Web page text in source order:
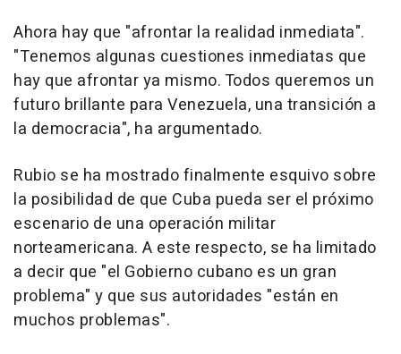
Ahora hay que "afrontar la realidad inmediata".
"Tenemos algunas cuestiones inmediatas que
hay que afrontar ya mismo. Todos queremos un
futuro brillante para Venezuela, una transición a
la democracia", ha argumentado.
Rubio se ha mostrado finalmente esquivo sobre
la posibilidad de que Cuba pueda ser el próximo
escenario de una operación militar
norteamericana. A este respecto, se ha limitado
a decir que "el Gobierno cubano es un gran
problema" y que sus autoridades "están en
muchos problemas".